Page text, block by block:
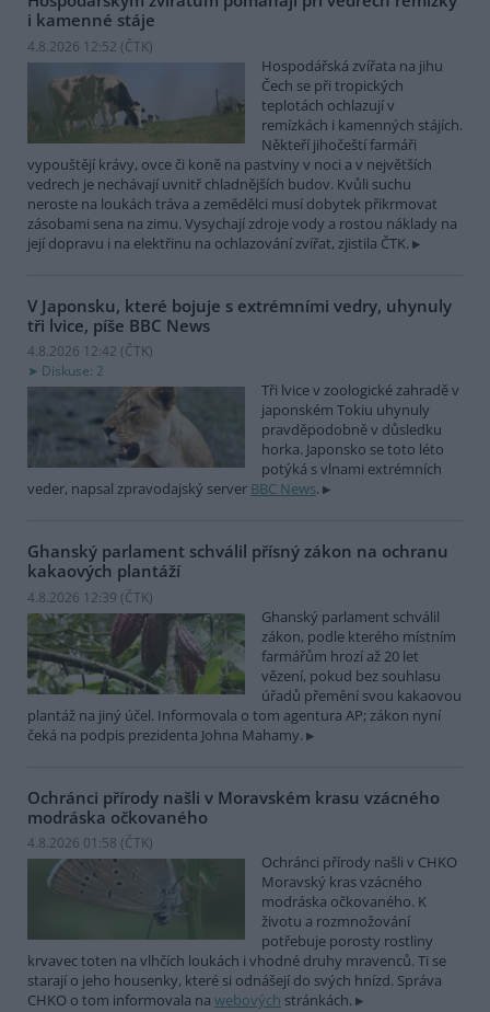
i kamenné stáje
4.8.2026 12:52 (ČTK)
Hospodářská zvířata na jihu
Čech se při tropických
teplotách ochlazují v
remízkách i kamenných stájích.
Někteří jihočeští farmáři
vypouštějí krávy, ovce či koně na pastviny v noci a v největších
vedrech je nechávají uvnitř chladnějších budov. Kvůli suchu
neroste na loukách tráva a zemědělci musí dobytek přikrmovat
zásobami sena na zimu. Vysychají zdroje vody a rostou náklady na
její dopravu i na elektřinu na ochlazování zvířat, zjistila ČTK.
V Japonsku, které bojuje s extrémními vedry, uhynuly
tři lvice, píše BBC News
4.8.2026 12:42 (ČTK)
Diskuse: 2
Tři lvice v zoologické zahradě v
japonském Tokiu uhynuly
pravděpodobně v důsledku
horka. Japonsko se toto léto
potýká s vlnami extrémních
veder, napsal zpravodajský server BBC News.
Ghanský parlament schválil přísný zákon na ochranu
kakaových plantáží
4.8.2026 12:39 (ČTK)
Ghanský parlament schválil
zákon, podle kterého místním
farmářům hrozí až 20 let
vězení, pokud bez souhlasu
úřadů přemění svou kakaovou
plantáž na jiný účel. Informovala o tom agentura AP; zákon nyní
čeká na podpis prezidenta Johna Mahamy.
Ochránci přírody našli v Moravském krasu vzácného
modráska očkovaného
4.8.2026 01:58 (ČTK)
Ochránci přírody našli v CHKO
Moravský kras vzácného
modráska očkovaného. K
životu a rozmnožování
potřebuje porosty rostliny
krvavec toten na vlhčích loukách i vhodné druhy mravenců. Ti se
starají o jeho housenky, které si odnášejí do svých hnízd. Správa
CHKO o tom informovala na webových stránkách.